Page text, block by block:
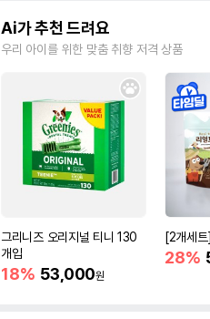
Ai가 추천 드려요
우리 아이를 위한 맞춤 취향 저격 상품
그리니즈 오리지널 티니 130
개입
18% 53,000원
[2개세
28%